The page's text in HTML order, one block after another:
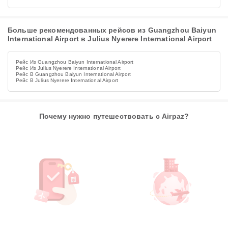
Больше рекомендованных рейсов из Guangzhou Baiyun
International Airport в Julius Nyerere International Airport
Рейс Из Guangzhou Baiyun International Airport
Рейс Из Julius Nyerere International Airport
Рейс В Guangzhou Baiyun International Airport
Рейс В Julius Nyerere International Airport
Почему нужно путешествовать с Airpaz?